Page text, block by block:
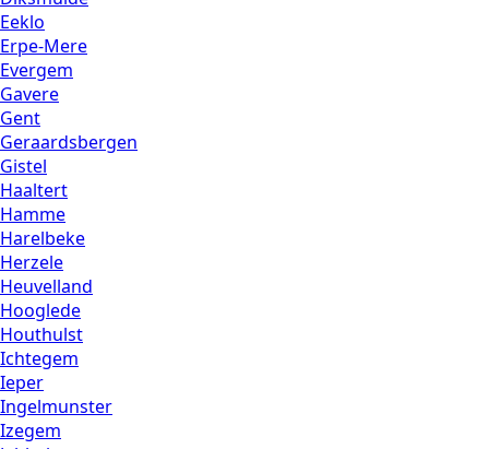
Eeklo
Erpe-Mere
Evergem
Gavere
Gent
Geraardsbergen
Gistel
Haaltert
Hamme
Harelbeke
Herzele
Heuvelland
Hooglede
Houthulst
Ichtegem
Ieper
Ingelmunster
Izegem